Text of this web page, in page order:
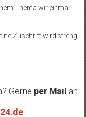
Thema wir einmal
Zuschrift wird streng
Gerne per Mail an